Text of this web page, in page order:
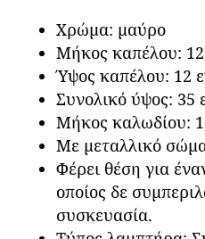
Χρώμα: μαύρο
Μήκος καπέλου:
Ύψος καπέλου: 12
Συνολικό ύψος: 35
Μήκος καλωδίου:
Με μεταλλικό
Φέρει θέση για
οποίος δε
συσκευασία.